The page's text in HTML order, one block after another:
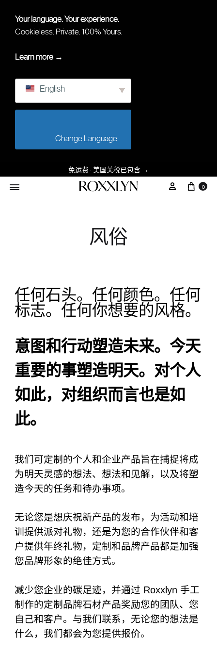
Your language. Your experience.
Cookieless. Private. 100% Yours.
Learn more →
English
免运费 · 美国关税已包含 →
0
风俗
任何石头。任何颜色。任何
标志。任何你想要的风格。
意图和行动塑造未来。今天
重要的事塑造明天。对个人
如此，对组织而言也是如
此。
我们可定制的个人和企业产品旨在捕捉将成
为明天灵感的想法、想法和见解，以及将塑
造今天的任务和待办事项。
无论您是想庆祝新产品的发布，为活动和培
训提供派对礼物，还是为您的合作伙伴和客
户提供年终礼物，定制和品牌产品都是加强
您品牌形象的绝佳方式。
减少您企业的碳足迹，并通过 Roxxlyn 手工
制作的定制品牌石材产品奖励您的团队、您
自己和客户。与我们联系，无论您的想法是
什么，我们都会为您提供报价。